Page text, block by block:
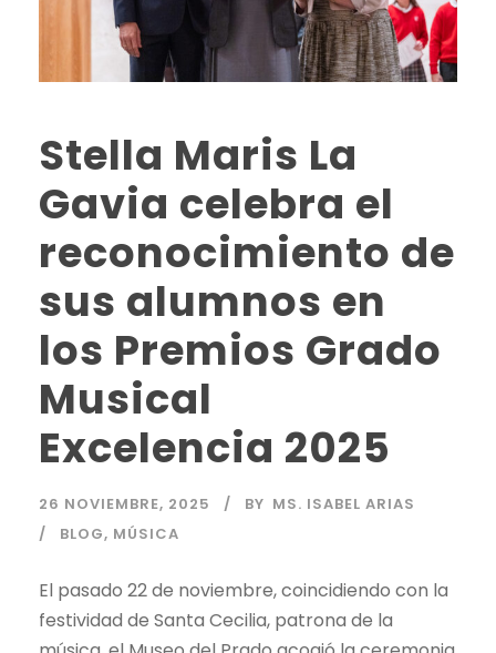
Stella Maris La
Gavia celebra el
reconocimiento de
sus alumnos en
los Premios Grado
Musical
Excelencia 2025
26 NOVIEMBRE, 2025 BY MS. ISABEL ARIAS
BLOG, MÚSICA
El pasado 22 de noviembre, coincidiendo con la
festividad de Santa Cecilia, patrona de la